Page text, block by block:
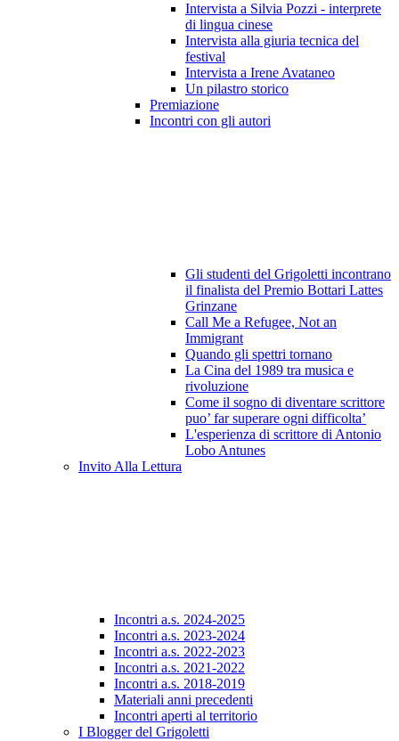
Intervista a Silvia Pozzi - interprete
di lingua cinese
Intervista alla giuria tecnica del
festival
Intervista a Irene Avataneo
Un pilastro storico
Premiazione
Incontri con gli autori
Gli studenti del Grigoletti incontrano
il finalista del Premio Bottari Lattes
Grinzane
Call Me a Refugee, Not an
Immigrant
Quando gli spettri tornano
La Cina del 1989 tra musica e
rivoluzione
Come il sogno di diventare scrittore
puo’ far superare ogni difficolta’
L'esperienza di scrittore di Antonio
Lobo Antunes
Invito Alla Lettura
Incontri a.s. 2024-2025
Incontri a.s. 2023-2024
Incontri a.s. 2022-2023
Incontri a.s. 2021-2022
Incontri a.s. 2018-2019
Materiali anni precedenti
Incontri aperti al territorio
I Blogger del Grigoletti